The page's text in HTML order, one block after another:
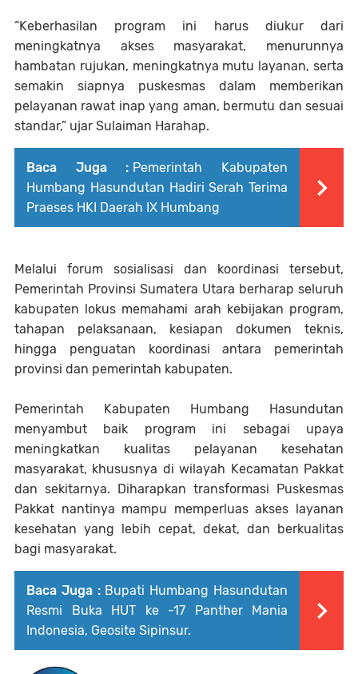
“Keberhasilan program ini harus diukur dari
meningkatnya akses masyarakat, menurunnya
hambatan rujukan, meningkatnya mutu layanan, serta
semakin siapnya puskesmas dalam memberikan
pelayanan rawat inap yang aman, bermutu dan sesuai
standar,” ujar Sulaiman Harahap.
Baca Juga : Pemerintah Kabupaten
Humbang Hasundutan Hadiri Serah Terima
Praeses HKI Daerah IX Humbang
Melalui forum sosialisasi dan koordinasi tersebut,
Pemerintah Provinsi Sumatera Utara berharap seluruh
kabupaten lokus memahami arah kebijakan program,
tahapan pelaksanaan, kesiapan dokumen teknis,
hingga penguatan koordinasi antara pemerintah
provinsi dan pemerintah kabupaten.
Pemerintah Kabupaten Humbang Hasundutan
menyambut baik program ini sebagai upaya
meningkatkan kualitas pelayanan kesehatan
masyarakat, khususnya di wilayah Kecamatan Pakkat
dan sekitarnya. Diharapkan transformasi Puskesmas
Pakkat nantinya mampu memperluas akses layanan
kesehatan yang lebih cepat, dekat, dan berkualitas
bagi masyarakat.
Baca Juga : Bupati Humbang Hasundutan
Resmi Buka HUT ke -17 Panther Mania
Indonesia, Geosite Sipinsur.